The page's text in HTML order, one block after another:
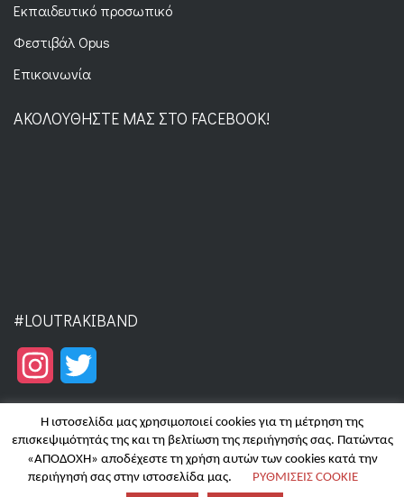
Εκπαιδευτικό προσωπικό
Φεστιβάλ Opus
Επικοινωνία
ΑΚΟΛΟΥΘΉΣΤΕ ΜΑΣ ΣΤΟ FACEBOOK!
#LOUTRAKIBAND
Instagram
Copyright © 2025 | Filarmoniki Loutrakiou - Hosting byFocus on
Η ιστοσελίδα μας χρησιμοποιεί cookies για τη μέτρηση της
επισκεψιμότητάς της και τη βελτίωση της περιήγησής σας. Πατώντας
«ΑΠΟΔΟΧΗ» αποδέχεστε τη χρήση αυτών των cookies κατά την
περιήγησή σας στην ιστοσελίδα μας.
ΡΥΘΜΙΣΕΙΣ COOKIE